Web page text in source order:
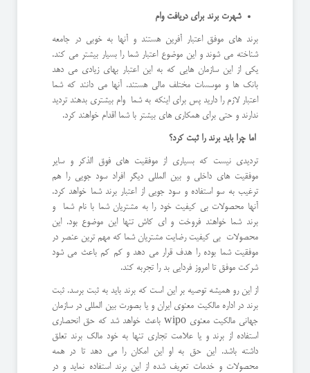
شهرت برند برای دریافت وام
برند های موفق اعتبار آفرین هستند و آنها به خوبی در جامعه
شناخته می شوند و این موضوع اعتبار شما را بسیار بیشتر می کند.
یکی از این سازمان هایی که به این اعتبار بهای زیادی می دهد
بانک ها و موسسات مختلف مالی هستند. آنها می دانند که شما
اعتبار لازم را دارید پس برای اینکه به شما وام بیشتری بدهند تردید
ندارند و حتی برای همکاری های بیشتر با شما اقدام خواهند کرد.
اما چرا باید برند را ثبت کرد؟
تردیدی نیست که بسیاری از موفقیت های فوق الذکر و سایر
موفقیت های داخلی و بین المللی دیگر افراد سود جویی را هم
ترغیب به سو استفاده و سود جویی از اعتبار برند شما خواهد کرد.
آنها محصولات بی کیفیت خود را به مشتریان شما با نام شما و
برند شما خواهند فروخت و ای کاش تنها این موضوع بود. این
محصولات بی کیفیت رضایت مشتریان شما که مهم ترین عنصر در
موفقیت شما بوده را هدف قرار می دهد و کم کم باعث می شود
شرکت موفق تا امروز فردایی بد را تجربه کند.
از این رو همیشه توصیه بر این است که برند باید به ثبت برسد. ثبت
برند در اداره مالکیت معنوی ایران و یا بصورت بین المللی در سازمان
جهانی مالکیت معنوی wipo باعث خواهد شد که حق انحصاری
استفاده از برند و یا علامت تجاری تنها به خود مالک برند تعلق
داشته باشد. این حق به او این امکان را می دهد تا در همه
محصولات و خدمات تعریف شده از این برند استفاده نماید و در